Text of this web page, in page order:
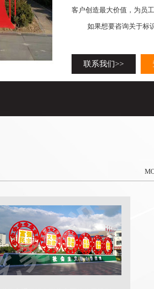
客户创造最大价值，为员
如果想要咨询关于标识
联系我们>>